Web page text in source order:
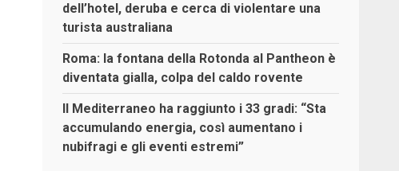
dell’hotel, deruba e cerca di violentare una
turista australiana
Roma: la fontana della Rotonda al Pantheon è
diventata gialla, colpa del caldo rovente
Il Mediterraneo ha raggiunto i 33 gradi: “Sta
accumulando energia, così aumentano i
nubifragi e gli eventi estremi”